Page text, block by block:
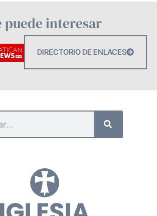
puede interesar
DIRECTORIO DE ENLACES